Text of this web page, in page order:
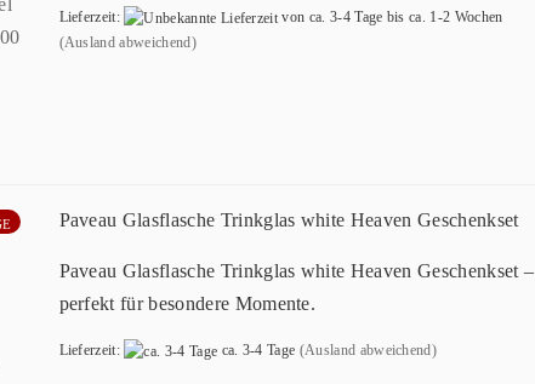
Lieferzeit:
von ca. 3-4 Tage bis ca. 1-2 Wochen
(Ausland abweichend)
Paveau Glasflasche Trinkglas white Heaven Geschenkset
Paveau Glasflasche Trinkglas white Heaven Geschenkset –
perfekt für besondere Momente.
Lieferzeit: ca. 3-4 Tage (Ausland abweichend)